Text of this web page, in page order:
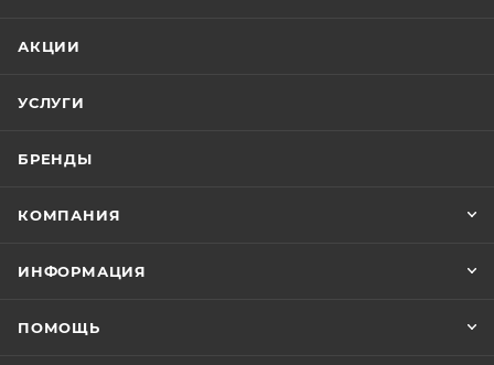
АКЦИИ
УСЛУГИ
БРЕНДЫ
КОМПАНИЯ
ИНФОРМАЦИЯ
ПОМОЩЬ